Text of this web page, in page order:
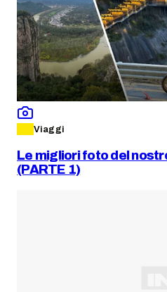
Viaggi
Le migliori foto del
(PARTE 1)